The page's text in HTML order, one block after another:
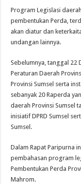
Program Legislasi
pembentukan Perda,
akan diatur dan
undangan lainnya.
Sebelumnya, tanggal 22
Peraturan Daerah
Provinsi Sumsel serta
sebanyak 20 Raperda
daerah Provinsi Sumsel
inisiatif DPRD Sumsel
Sumsel.
Dalam Rapat Paripurna
pembahasan program
Pembentukan Perda
Mahrom.